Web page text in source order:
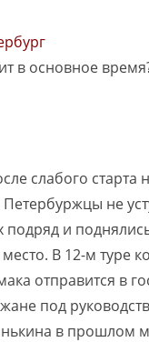
в основное
слабого старта
не
подряд и
место. В 12-м туре
отправится в
под
в прошлом